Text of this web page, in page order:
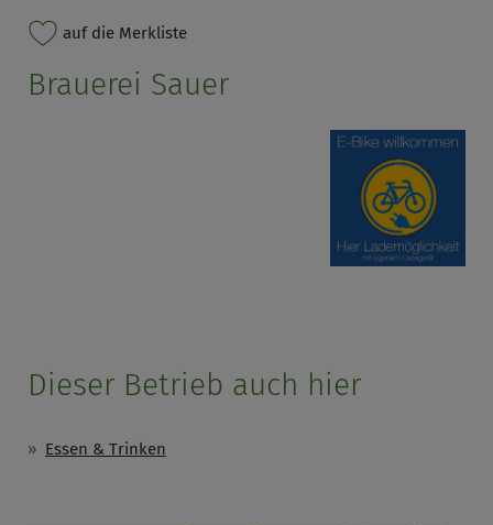
auf die Merkliste
Brauerei Sauer
Dieser Betrieb auch hier
Essen & Trinken